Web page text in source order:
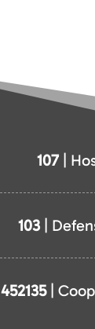
107|
103|
452135|